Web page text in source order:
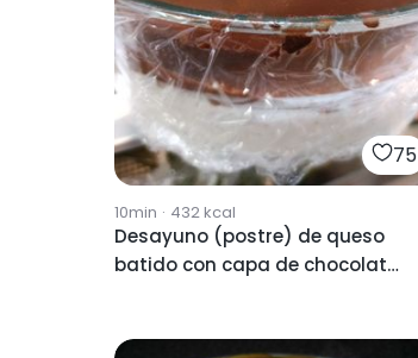
75
10min · 432kcal
Desayuno (postre) de queso
batido con capa de chocolate